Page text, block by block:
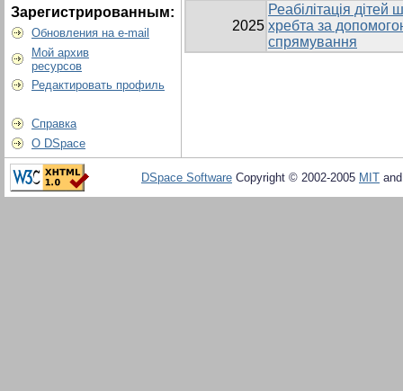
Зарегистрированным:
Обновления на e-mail
Мой архив
ресурсов
Редактировать профиль
Справка
О DSpace
2025
Реабілітація дітей
хребта за
спрямування
DSpace Software Copyright © 2002-2005 MIT